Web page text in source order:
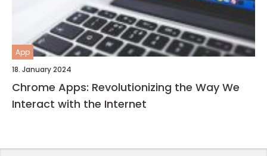
App
18. January 2024
Chrome Apps: Revolutionizing the Way We
Interact with the Internet